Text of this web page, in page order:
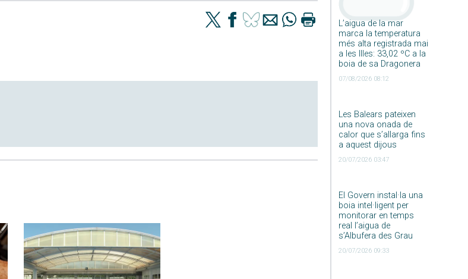
L’aigua de la mar
marca la temperatura
més alta registrada mai
a les Illes: 33,02 ºC a la
boia de sa Dragonera
07/08/2026 08:12
Les Balears pateixen
una nova onada de
calor que s’allarga fins
a aquest dijous
20/07/2026 03:47
El Govern instal·la una
boia intel·ligent per
monitorar en temps
real l’aigua de
s’Albufera des Grau
20/07/2026 09:33